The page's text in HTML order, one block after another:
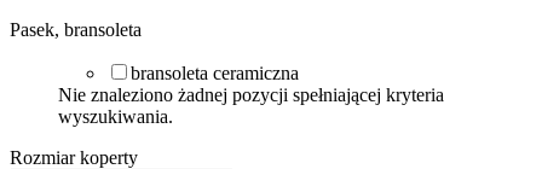
Pasek, bransoleta
bransoleta ceramiczna
Nie znaleziono żadnej pozycji spełniającej kryteria
wyszukiwania.
Rozmiar koperty